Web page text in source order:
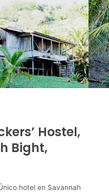
Hostel,
Bight,
hotel en Savannah